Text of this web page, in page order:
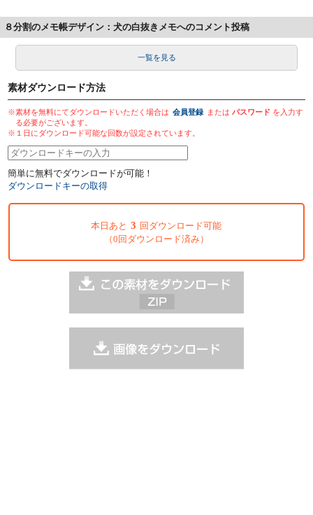
８分割のメモ帳デザイン：犬の白抜きメモへのコメント投稿
一覧を見る
素材ダウンロード方法
※素材を無料にてダウンロードいただく場合は 会員登録 またはパスワード を入力す
る必要がございます。
※１日にダウンロード可能な回数が設定されています。
簡単に無料でダウンロードが可能！
ダウンロードキーの取得
本日あと 3 回ダウンロード可能
（0回ダウンロード済み）